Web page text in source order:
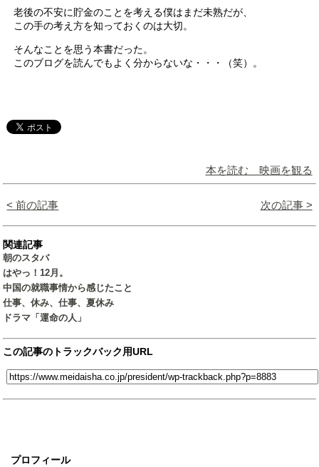
プロフィール
老後の不安に貯金のことを考える僕はまだ未熟だが、
この手の考え方を知っておくのは大切。
そんなことを思う本書だった。
このブログを読んでもよく分からないな・・・（笑）。
本を読む 映画を観る
< 前の記事 次の記事 >
関連記事
朝のスタバ
はやっ！12月。
中国の就職事情から感じたこと
仕事、休み、仕事、夏休み
ドラマ「運命の人」
この記事のトラックバック用URL